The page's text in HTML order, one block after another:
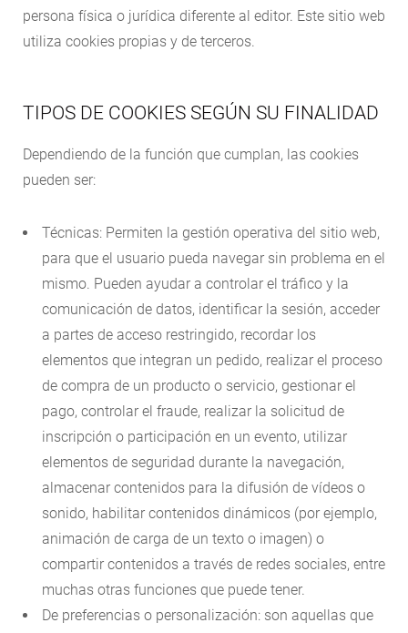
persona física o jurídica diferente al editor. Este sitio web
utiliza cookies propias y de terceros.
TIPOS DE COOKIES SEGÚN SU FINALIDAD
Dependiendo de la función que cumplan, las cookies
pueden ser:
Técnicas: Permiten la gestión operativa del sitio web,
para que el usuario pueda navegar sin problema en el
mismo. Pueden ayudar a controlar el tráfico y la
comunicación de datos, identificar la sesión, acceder
a partes de acceso restringido, recordar los
elementos que integran un pedido, realizar el proceso
de compra de un producto o servicio, gestionar el
pago, controlar el fraude, realizar la solicitud de
inscripción o participación en un evento, utilizar
elementos de seguridad durante la navegación,
almacenar contenidos para la difusión de vídeos o
sonido, habilitar contenidos dinámicos (por ejemplo,
animación de carga de un texto o imagen) o
compartir contenidos a través de redes sociales, entre
muchas otras funciones que puede tener.
De preferencias o personalización: son aquellas que